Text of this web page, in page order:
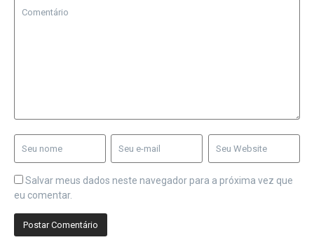
Salvar meus dados neste navegador para a próxima vez que
eu comentar.